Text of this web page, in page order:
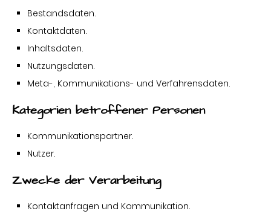
Bestandsdaten.
Kontaktdaten.
Inhaltsdaten.
Nutzungsdaten.
Meta-, Kommunikations- und Verfahrensdaten.
Kategorien betroffener Personen
Kommunikationspartner.
Nutzer.
Zwecke der Verarbeitung
Kontaktanfragen und Kommunikation.